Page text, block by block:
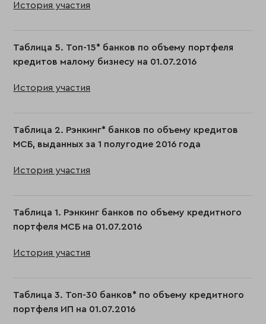
История участия
Таблица 5. Топ-15* банков по объему портфеля
кредитов малому бизнесу на 01.07.2016
История участия
Таблица 2. Рэнкинг* банков по объему кредитов
МСБ, выданных за 1 полугодие 2016 года
История участия
Таблица 1. Рэнкинг банков по объему кредитного
портфеля МСБ на 01.07.2016
История участия
Таблица 3. Топ-30 банков* по объему кредитного
портфеля ИП на 01.07.2016